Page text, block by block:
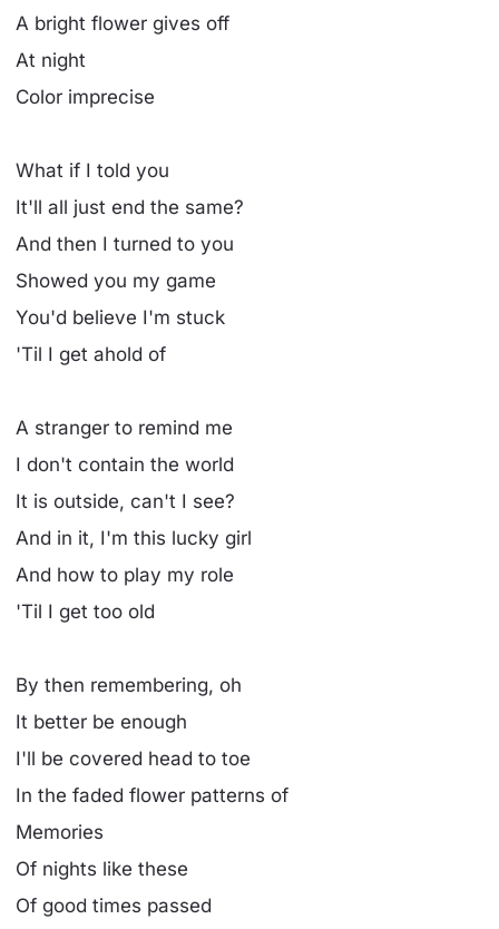
A bright flower gives off
At night
Color imprecise
What if I told you
It'll all just end the same?
And then I turned to you
Showed you my game
You'd believe I'm stuck
'Til I get ahold of
A stranger to remind me
I don't contain the world
It is outside, can't I see?
And in it, I'm this lucky girl
And how to play my role
'Til I get too old
By then remembering, oh
It better be enough
I'll be covered head to toe
In the faded flower patterns of
Memories
Of nights like these
Of good times passed